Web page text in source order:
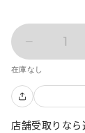
1
在庫なし
店舗受取りなら